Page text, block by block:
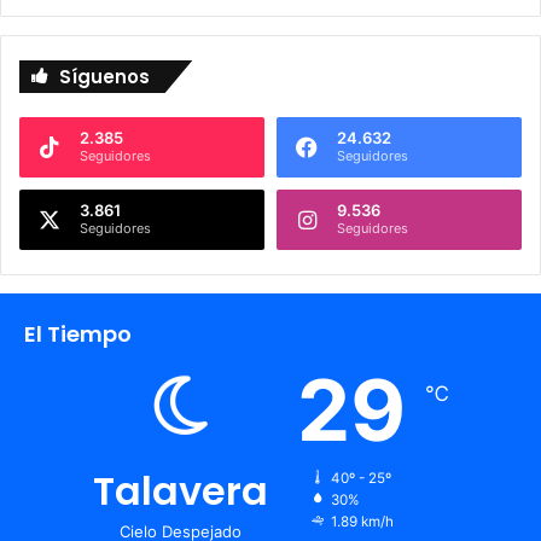
Síguenos
2.385
Seguidores
24.632
Seguidores
3.861
Seguidores
9.536
Seguidores
El Tiempo
Talavera
Cielo Despejado
29 ℃
40º - 25º
30%
1.89 km/h